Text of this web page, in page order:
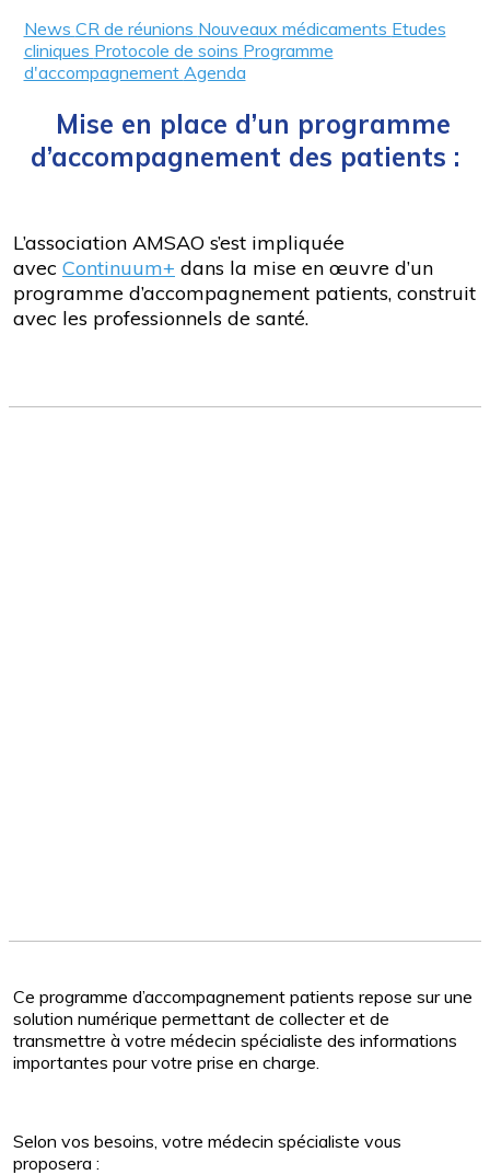
News CR de réunions Nouveaux médicaments Etudes
cliniques Protocole de soins Programme
d'accompagnement Agenda
Mise en place d’un programme
d’accompagnement des patients :
L’association AMSAO s’est impliquée
avec Continuum+ dans la mise en œuvre d’un
programme d’accompagnement patients, construit
avec les professionnels de santé.
Ce programme d’accompagnement patients repose sur une
solution numérique permettant de collecter et de
transmettre à votre médecin spécialiste des informations
importantes pour votre prise en charge.
Selon vos besoins, votre médecin spécialiste vous
proposera :